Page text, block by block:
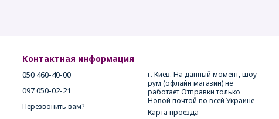
Контактная информация
050 460-40-00
097 050-02-21
Перезвонить вам?
г. Киев. На данный момент, шоу-
рум (офлайн магазин) не
работает Отправки только
Новой почтой по всей Украине
Карта проезда